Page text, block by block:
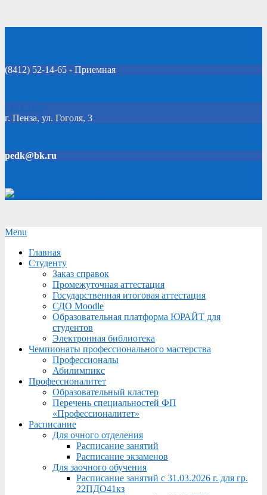
(8412) 52-14-65 - Приемная
Click Here
г. Пенза, ул. Гоголя, 3
pedk@bk.ru
Secondary
Menu
Menu
Главная
Студенту
Заказ справок
Промежуточная аттестация
Государственная итоговая аттестация
СДО Moodle
Образовательная платформа ЮРАЙТ для
студентов
Электронная библиотека
Чемпионаты профессионального мастерства
Профессионалы
Абилимпикс
Профессионалитет
Образовательный кластер
Перечень специальностей ФП
«Профессионалитет»
Расписание
Для очного отделения
Расписание занятий
Расписание экзаменов
Для заочного обучения
Расписание занятий с 31.03.2026 г. для гр.
22ПДО41кз